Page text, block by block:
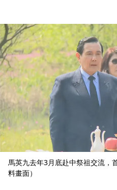
馬英九去年3月底赴中祭祖交流，
料畫面）